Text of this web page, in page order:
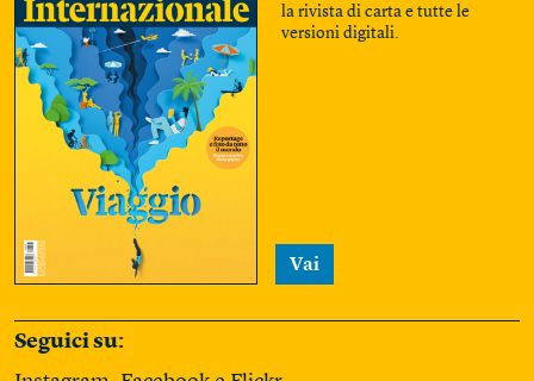
la rivista di carta e tutte le
versioni digitali.
Vai
Seguici su: